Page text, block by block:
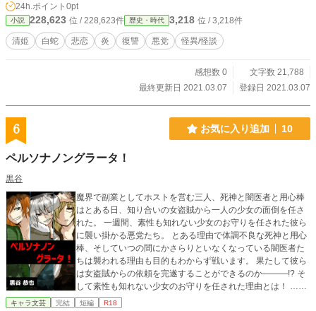
24h.ポイント 0pt
小説 228,623 位 / 228,623件 歴史・時代 3,218 位 / 3,218件
清姫 白蛇 悲恋 炎 復讐 悪党 怪異/怪談
感想数 0
文字数 21,788
最終更新日 2021.03.07
登録日 2021.03.07
6 お気に入り追加 10
ペルソナノングラータ！
黒谷
魔界で副業としてホストを営む三人、死神と闇医者と用心棒
はとある日、知り合いの女盗賊から一人の少女の面倒を任さ
れた。 一週間、素性も知れない少女のお守りを任された彼ら
に襲い掛かる悪党たち。 とある理由で体調不良な死神と用心
棒、そしていつの間にかさらりといなくなっている闇医者た
ちは襲われる理由も目的もわからず戦います。 果たして彼ら
は女盗賊からの依頼を完遂することができるのか―――!? そ
して素性も知れない少女のお守りを任された理由とは！ ……
とまあこんな感じで、とある魔界で過ごす、とある三人の悪
キャラ文芸 完結 短編 R18